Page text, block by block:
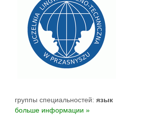
группы специальностей: язык
больше информации »